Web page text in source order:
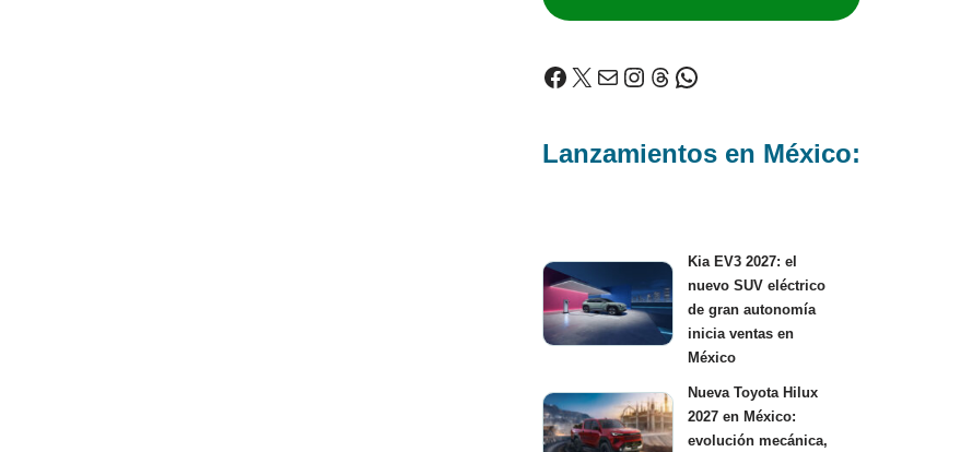
Lanzamientos en México:
Kia EV3 2027: el
nuevo SUV eléctrico
de gran autonomía
inicia ventas en
México
Nueva Toyota Hilux
2027 en México:
evolución mecánica,